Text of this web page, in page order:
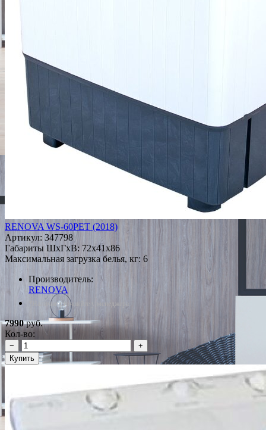
RENOVA WS-60PET (2018)
Артикул: 347798
Габариты ШxГxВ: 72x41x86
Максимальная загрузка белья, кг: 6
Производитель:
RENOVA
*Наличие уточняйте у менеджера
7990руб.
Кол-во:
−
+
Купить